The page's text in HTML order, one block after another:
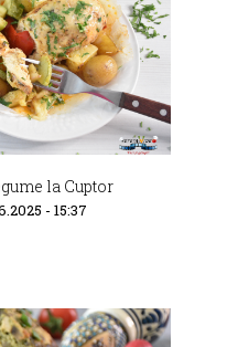
la Cuptor
- 15:37